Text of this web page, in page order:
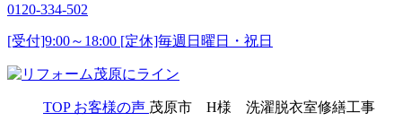
0120-334-502
[受付]9:00～18:00 [定休]毎週日曜日・祝日
TOP お客様の声 茂原市 H様 洗濯脱衣室修繕工事